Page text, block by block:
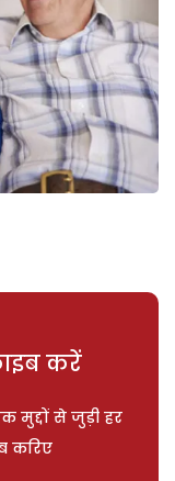
करें
मुद्दों से जुड़ी हर
करिए